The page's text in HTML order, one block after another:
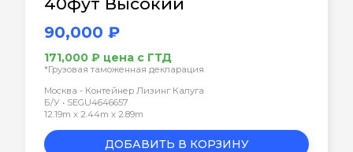
90,000 ₽
171,000 ₽ цена с ГТД
*Грузовая таможенная декларация
Москва - Контейнер Лизинг Калуга
Б/У • SEGU4646657
12.19m x 2.44m x 2.89m
ДОБАВИТЬ В КОРЗИНУ